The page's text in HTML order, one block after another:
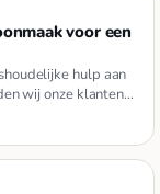
voor een
hulp aan
wij onze klanten